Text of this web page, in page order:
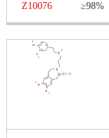
Z10076 ≥98%